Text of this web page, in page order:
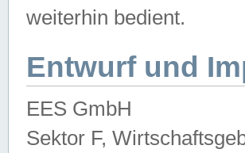
weiterhin bedient.
Entwurf und
EES GmbH
Sektor F,